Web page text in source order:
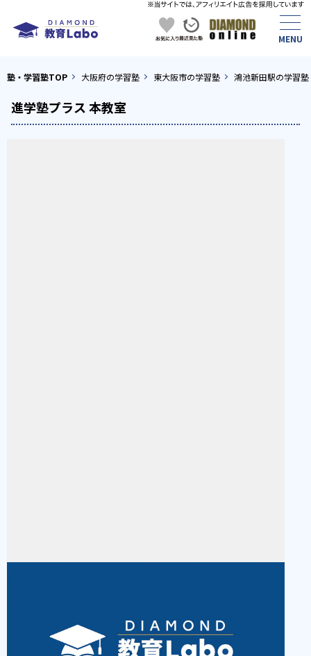
塾・学習塾TOP 大阪府の学習塾 東大阪市の学習塾 鴻池新田駅の学習塾
進学塾プラス 本教室